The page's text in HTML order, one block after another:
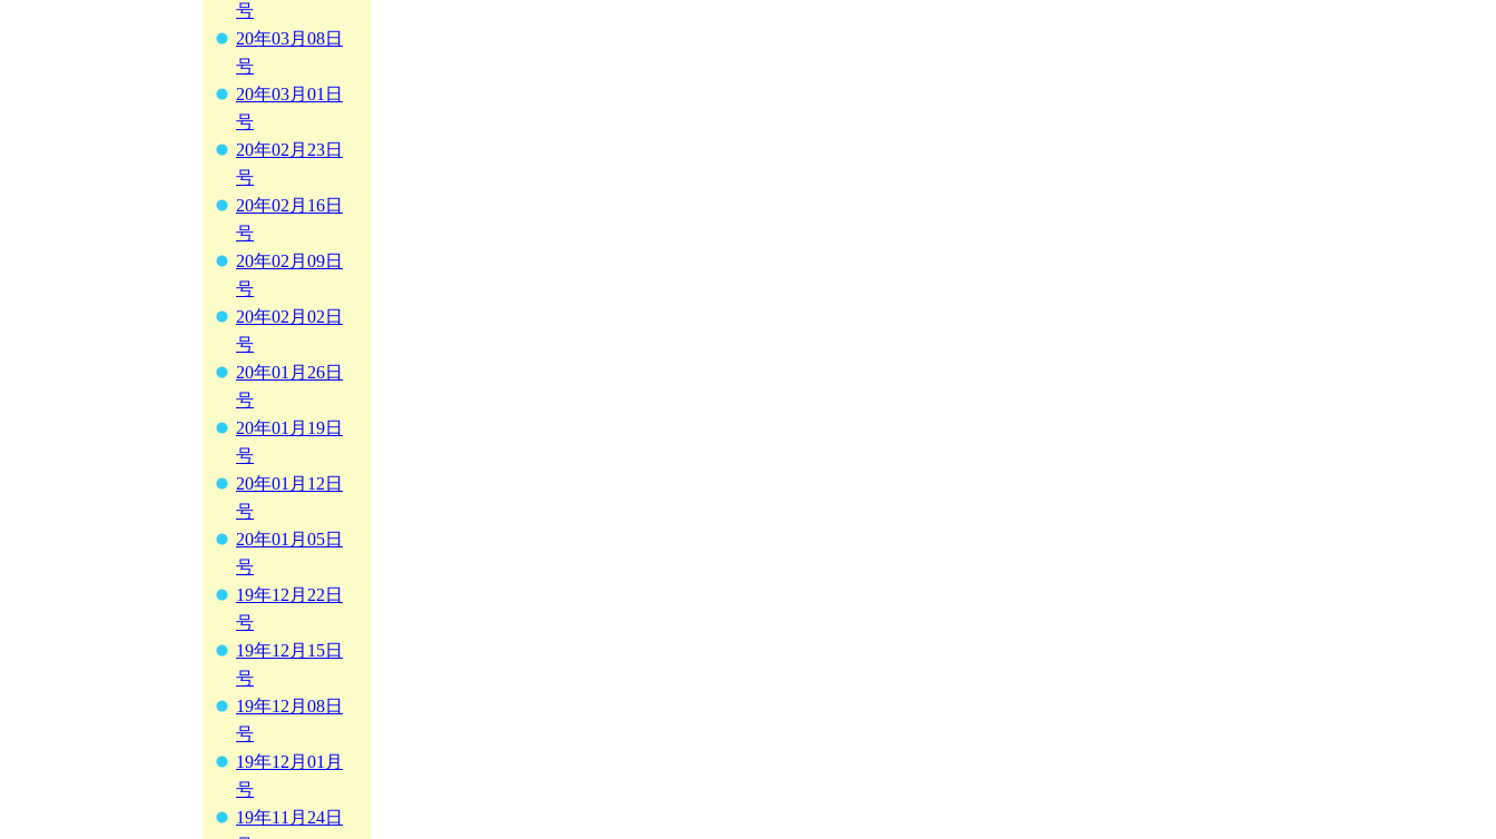
号
20年03月08日
号
20年03月01日
号
20年02月23日
号
20年02月16日
号
20年02月09日
号
20年02月02日
号
20年01月26日
号
20年01月19日
号
20年01月12日
号
20年01月05日
号
19年12月22日
号
19年12月15日
号
19年12月08日
号
19年12月01月
号
19年11月24日